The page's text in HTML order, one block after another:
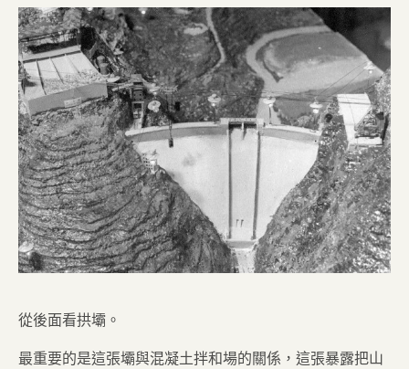
從後面看拱壩。
最重要的是這張壩與混凝土拌和場的關係，這張暴露把山